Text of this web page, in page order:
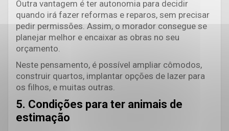
Outra vantagem é ter autonomia para decidir
quando irá fazer reformas e reparos, sem precisar
pedir permissões. Assim, o morador consegue se
planejar melhor e encaixar as obras no seu
orçamento.
Neste pensamento, é possível ampliar cômodos,
construir quartos, implantar opções de lazer para
os filhos, e muitas outras.
5. Condições para ter animais de
estimação